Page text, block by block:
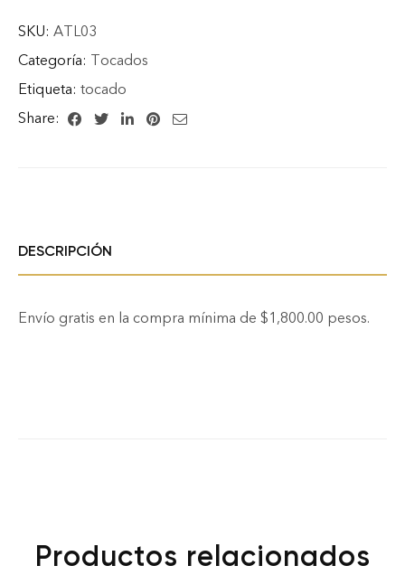
SKU: ATL03
Categoría: Tocados
Etiqueta: tocado
Share:
DESCRIPCIÓN
Envío gratis en la compra mínima de $1,800.00 pesos.
Productos relacionados